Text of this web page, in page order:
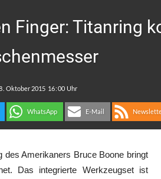
Finger: Titanring
:
WhatsApp E-Mail
des Amerikaners Bruce Boone bringt
Das integrierte Werkzeugset ist